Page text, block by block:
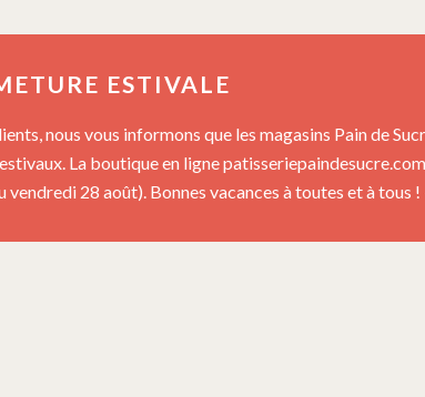
ESTIVALE
nous vous informons que les magasins Pain de
La boutique en ligne
vendredi 28 août). Bonnes vacances à toutes et à tous